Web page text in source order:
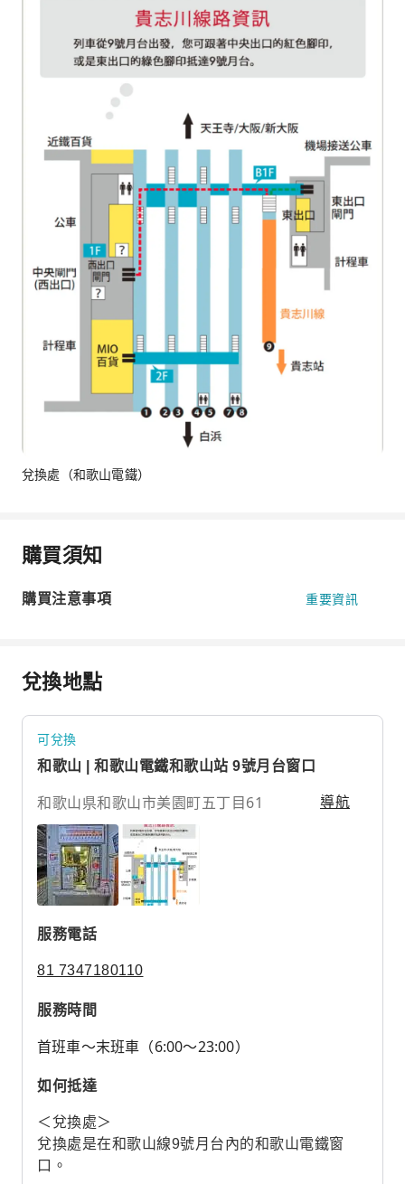
兌換處（和歌山電鐵）
購買須知
購買注意事項 重要資訊
兌換地點
可兌換
和歌山 | 和歌山電鐵和歌山站 9號月台窗口
和歌山県和歌山市美園町五丁目61 導航
服務電話
81 7347180110
服務時間
首班車～末班車（6:00～23:00）
如何抵達
＜兌換處＞
兌換處是在和歌山線9號月台內的和歌山電鐵窗
口。